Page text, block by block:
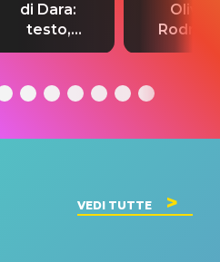
di Dara:
testo,
traduzione e
del singolo
Olivia
testo,
VEDI TUTTE